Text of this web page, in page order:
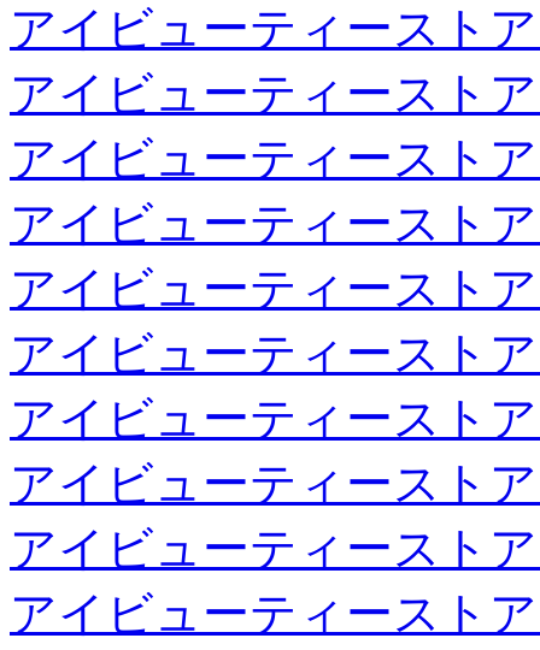
アイビューティースト
アイビューティースト
アイビューティースト
アイビューティースト
アイビューティースト
アイビューティースト
アイビューティースト
アイビューティースト
アイビューティースト
アイビューティースト